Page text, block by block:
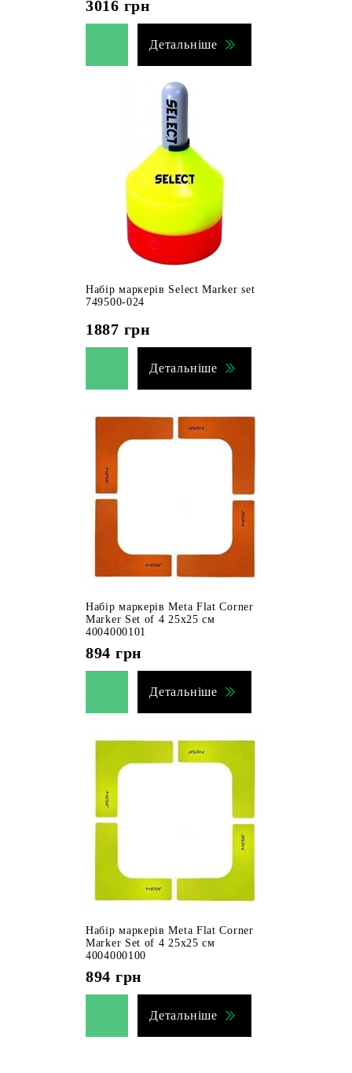
3016 грн
Детальніше
Набір маркерів Select Marker set
749500-024
1887 грн
Детальніше
Набір маркерів Meta Flat Corner
Marker Set of 4 25х25 см
4004000101
894 грн
Детальніше
Набір маркерів Meta Flat Corner
Marker Set of 4 25х25 см
4004000100
894 грн
Детальніше